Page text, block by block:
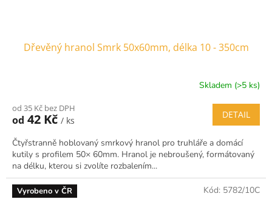
Dřevěný hranol Smrk 50x60mm, délka 10 - 350cm
Skladem (>5 ks)
od 35 Kč bez DPH
od 42 Kč / ks
DETAIL
Čtyřstranně hoblovaný smrkový hranol pro truhláře a domácí
kutily s profilem 50× 60mm. Hranol je nebroušený, formátovaný
na délku, kterou si zvolíte rozbalením...
Vyrobeno v ČR Kód: 5782/10C